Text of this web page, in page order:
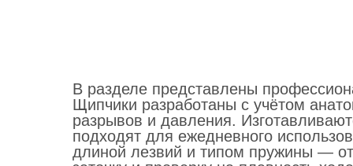
Инструменты
Маникюрные
В разделе представлены
Щипчики разработаны с учётом
разрывов и давления.
подходят для ежедневного
длиной лезвий и типом пружины —